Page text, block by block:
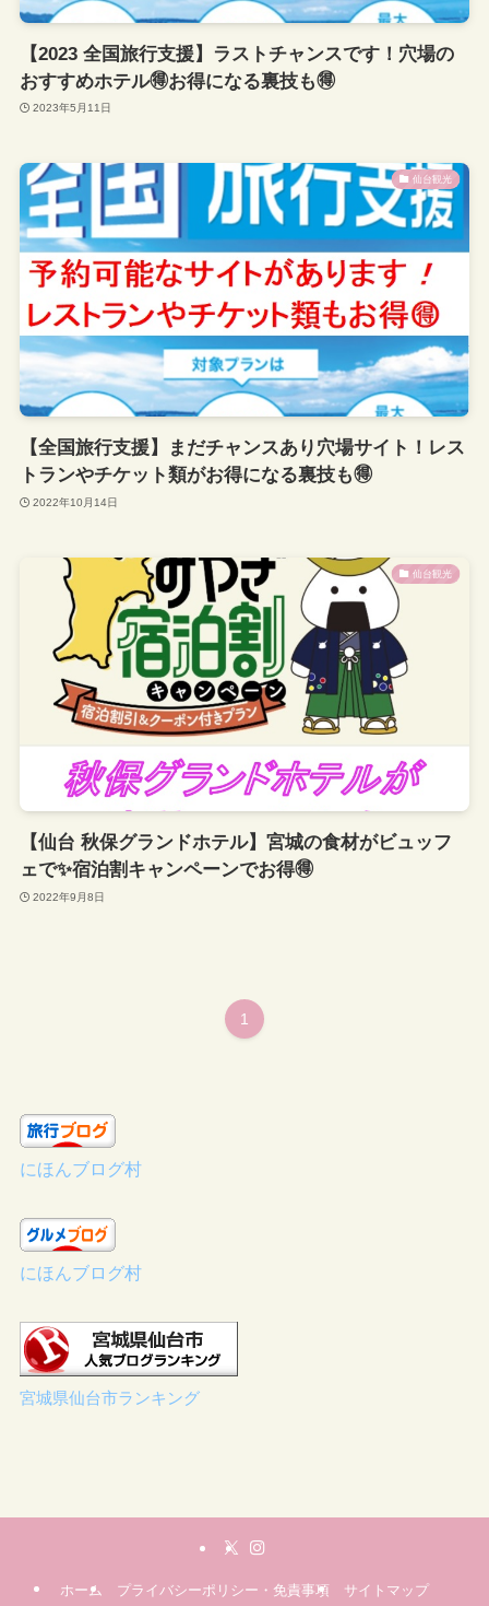
【2023 全国旅行支援】ラストチャンスです！穴場の
おすすめホテル🉐お得になる裏技も🉐
2023年5月11日
仙台観光
【全国旅行支援】まだチャンスあり穴場サイト！レス
トランやチケット類がお得になる裏技も🉐
2022年10月14日
仙台観光
【仙台 秋保グランドホテル】宮城の食材がビュッフ
ェで✨宿泊割キャンペーンでお得🉐
2022年9月8日
1
にほんブログ村
にほんブログ村
宮城県仙台市ランキング
ホーム プライバシーポリシー・免責事項 サイトマップ